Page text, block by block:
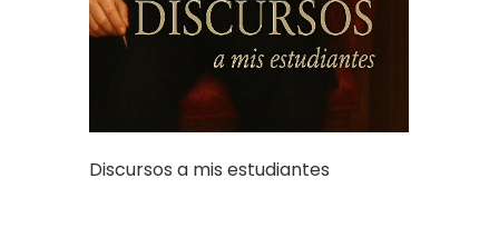
Discursos a mis estudiantes